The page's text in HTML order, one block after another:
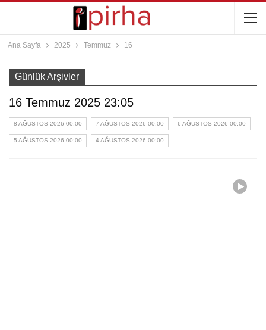
Ana Sayfa 2025 Temmuz 16
Günlük Arşivler
16 Temmuz 2025 23:05
8 AĞUSTOS 2026 00:00 7 AĞUSTOS 2026 00:00 6 AĞUSTOS 2026 00:00
5 AĞUSTOS 2026 00:00 4 AĞUSTOS 2026 00:00